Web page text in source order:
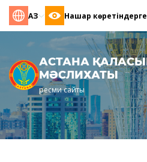
ҚАЗ Нашар
АСТАНА
МӘСЛИХАТЫ
ресми сайты